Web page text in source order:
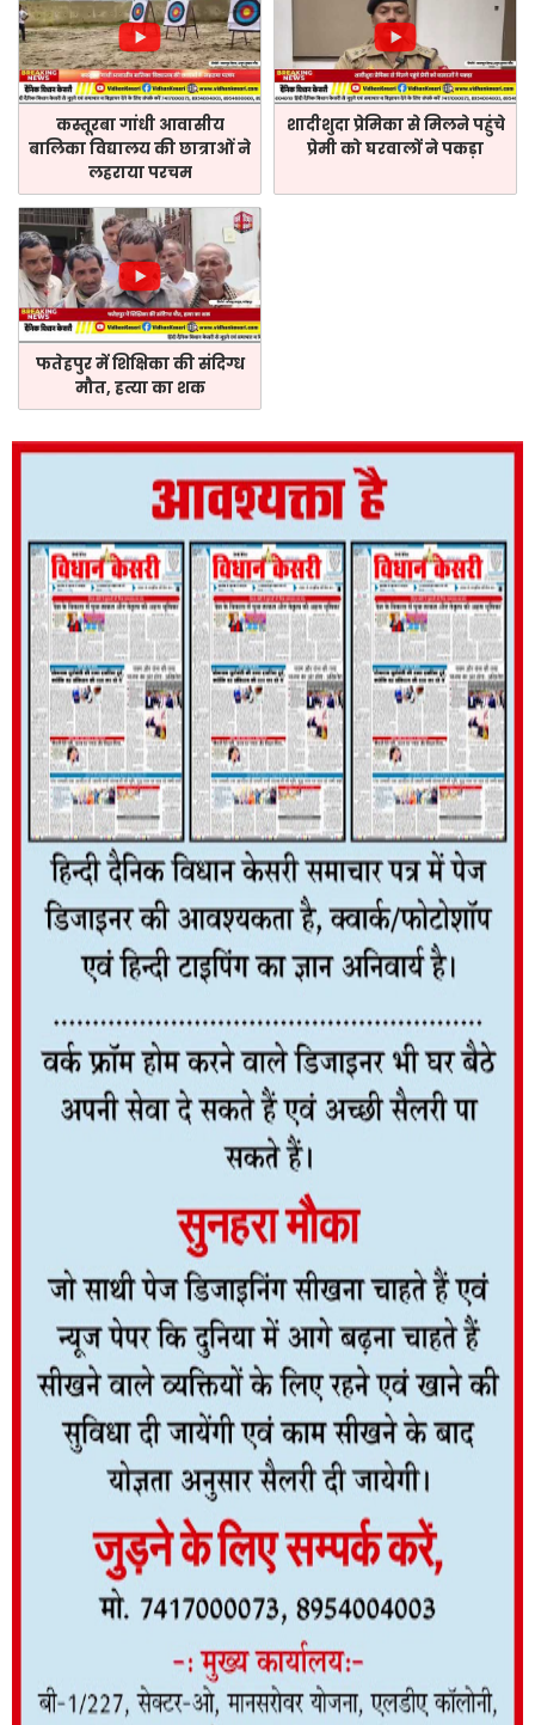
कस्तूरबा गांधी आवासीय
बालिका विद्यालय की छात्राओं ने
लहराया परचम
शादीशुदा प्रेमिका से मिलने पहुंचे
प्रेमी को घरवालों ने पकड़ा
फतेहपुर में शिक्षिका की संदिग्ध
मौत, हत्या का शक